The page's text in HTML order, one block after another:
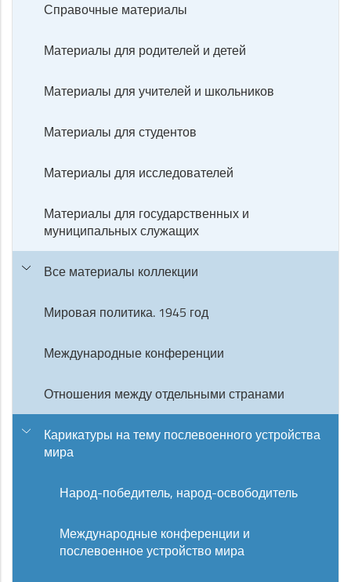
Справочные материалы
Материалы для родителей и детей
Материалы для учителей и школьников
Материалы для студентов
Материалы для исследователей
Материалы для государственных и
муниципальных служащих
Все материалы коллекции
Мировая политика. 1945 год
Международные конференции
Отношения между отдельными странами
Карикатуры на тему послевоенного устройства
мира
Народ-победитель, народ-освободитель
Международные конференции и
послевоенное устройство мира